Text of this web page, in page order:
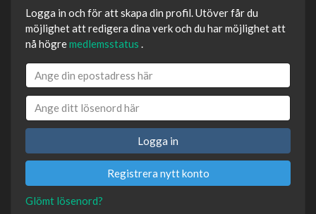
Logga in och för att skapa din profil. Utöver får du
möjlighet att redigera dina verk och du har möjlighet att
nå högremedlemsstatus .
Logga in
Registrera nytt konto
Glömt lösenord?